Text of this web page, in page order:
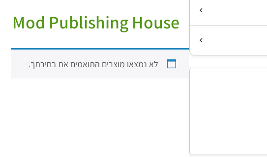
Mod Publishing House
לא נמצאו מוצרים התואמים את בחירתך.